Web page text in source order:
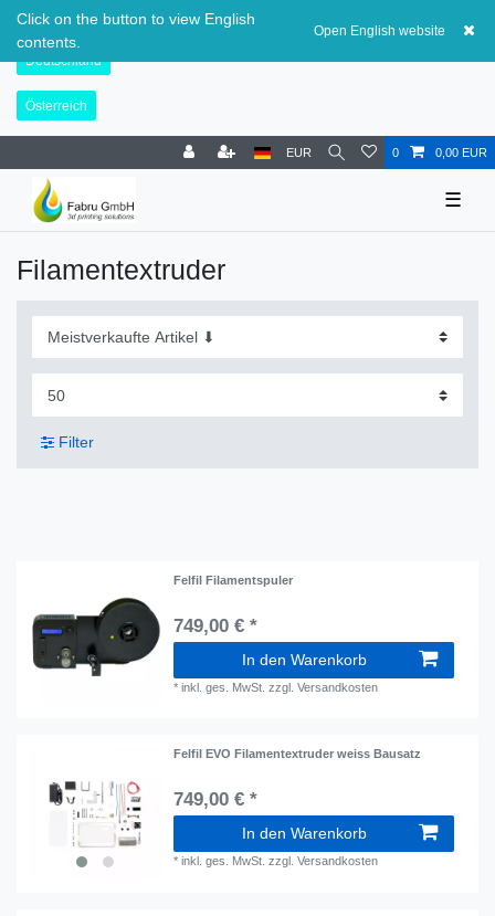
Click on the button to view English
contents.
Open English website
Schweiz
Deutschland
Österreich
EUR 0 0,00 EUR
☰
Filamentextruder
Filter
Felfil Filamentspuler
749,00 € *
In den Warenkorb
*inkl. ges. MwSt. zzgl.Versandkosten
Felfil EVO Filamentextruder weiss Bausatz
749,00 € *
In den Warenkorb
*inkl. ges. MwSt. zzgl.Versandkosten